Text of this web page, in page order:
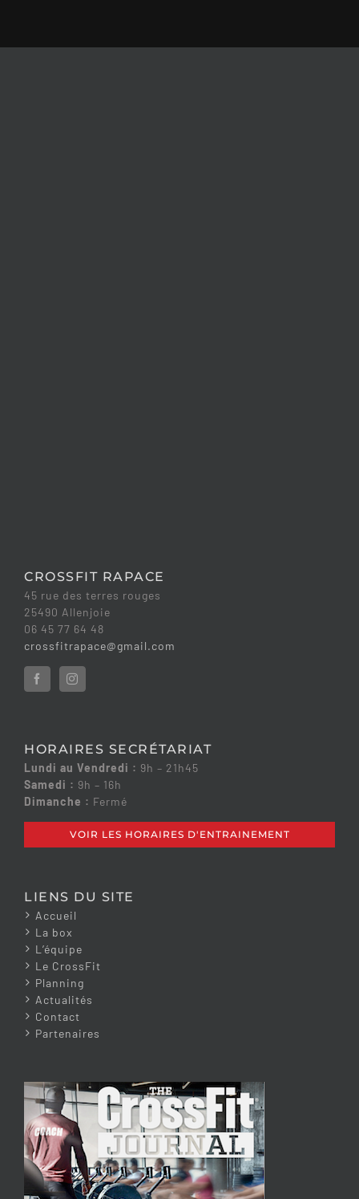
CROSSFIT RAPACE
45 rue des terres rouges
25490 Allenjoie
06 45 77 64 48
crossfitrapace@gmail.com
HORAIRES SECRÉTARIAT
Lundi au Vendredi : 9h – 21h45
Samedi : 9h – 16h
Dimanche : Fermé
VOIR LES HORAIRES D'ENTRAINEMENT
LIENS DU SITE
Accueil
La box
L’équipe
Le CrossFit
Planning
Actualités
Contact
Partenaires